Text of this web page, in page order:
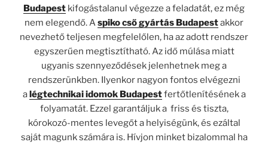
Budapest kifogástalanul végezze a feladatát, ez még
nem elegendő. Aspiko cső gyártás Budapestakkor
nevezhető teljesen megfelelőlen, ha az adott rendszer
egyszerűen megtisztítható. Az idő múlása miatt
ugyanis szennyeződések jelenhetnek meg a
rendszerünkben. Ilyenkor nagyon fontos elvégezni
alégtechnikai idomok Budapestfertőtlenítésének a
folyamatát. Ezzel garantáljuk a friss és tiszta,
kórokozó-mentes levegőt a helyiségünk, és ezáltal
saját magunk számára is. Hívjon minket bizalommal ha